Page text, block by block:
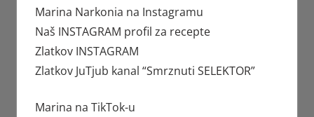
Marina Narkonia na Instagramu
Naš INSTAGRAM profil za recepte
ZlatkovINSTAGRAM
Zlatkov JuTjub kanal “Smrznuti SELEKTOR”
Marina na TikTok-u